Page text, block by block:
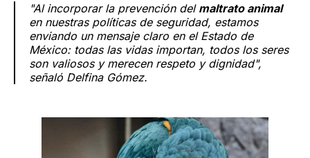
"Al incorporar la prevención del maltrato animal
en nuestras políticas de seguridad, estamos
enviando un mensaje claro en el Estado de
México: todas las vidas importan, todos los seres
son valiosos y merecen respeto y dignidad",
señaló Delfina Gómez.